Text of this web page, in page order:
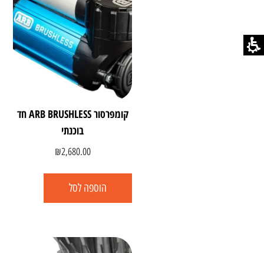
קומפרסור ARB BRUSHLESS חד
בוכנתי
₪2,680.00
הוספה לסל